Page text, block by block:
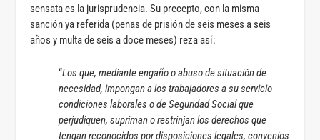
sensata es la jurisprudencia. Su precepto, con la misma
sanción ya referida (penas de prisión de seis meses a seis
años y multa de seis a doce meses) reza así:
“Los que, mediante engaño o abuso de situación de
necesidad, impongan a los trabajadores a su servicio
condiciones laborales o de Seguridad Social que
perjudiquen, supriman o restrinjan los derechos que
tengan reconocidos por disposiciones legales, convenios